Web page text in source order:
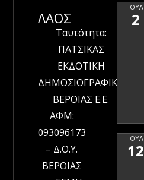
ΛΑΟΣ
Ταυτότητα:
ΠΑΤΣΙΚΑΣ
ΕΚΔΟΤΙΚΗ
ΔΗΜΟΣΙΟΓΡΑΦΙΚΗ
ΒΕΡΟΙΑΣ Ε.Ε.
ΑΦΜ:
093096173
– Δ.Ο.Υ.
ΒΕΡΟΙΑΣ
ΙΟΎΛ
2
ΙΟΎΛ
12